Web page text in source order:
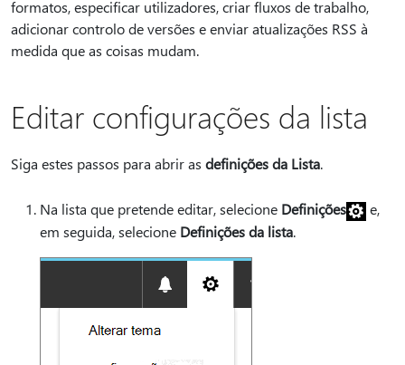
formatos, especificar utilizadores, criar fluxos de trabalho,
adicionar controlo de versões e enviar atualizações RSS à
medida que as coisas mudam.
Editar configurações da lista
Siga estes passos para abrir as definições da Lista.
Na lista que pretende editar, selecione Definições
e,
em seguida, selecione Definições da lista.